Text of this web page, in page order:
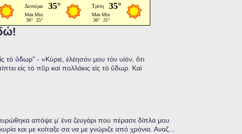
τὸ ὕδωρ" - «Κύριε, ἐλέησόν μου τὸν υἱόν, ὅτι
εἰς τὸ πῦρ καὶ πολλάκις εἰς τὸ ὕδωρ. Καὶ
απόψε μ’ ένα ζευγάρι που πέρασε δίπλα μου
και με κοίταξε σα να με γνώριζε από χρόνια. Αναζ...